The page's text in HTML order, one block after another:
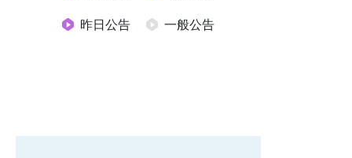
昨日公告 一般公告